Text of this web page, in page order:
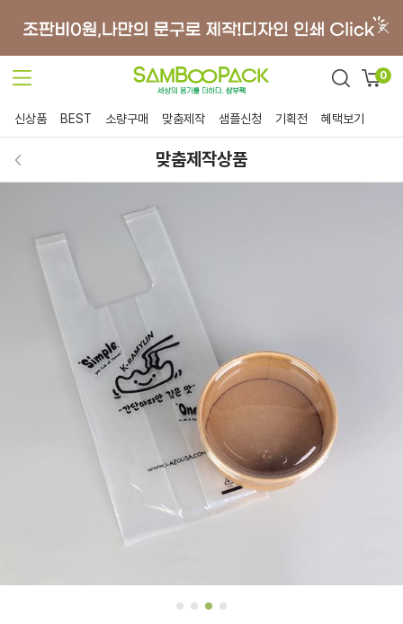
0
신상품 BEST 소량구매 맞춤제작 샘플신청 기획전 혜택보기
맞춤제작상품